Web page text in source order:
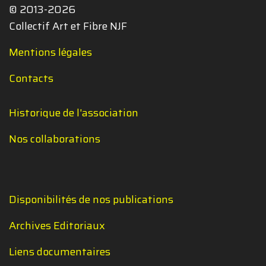
© 2013-2026
Collectif Art et Fibre NJF
Mentions légales
Contacts
Historique de l'association
Nos collaborations
Disponibilités de nos publications
Archives Editoriaux
Liens documentaires